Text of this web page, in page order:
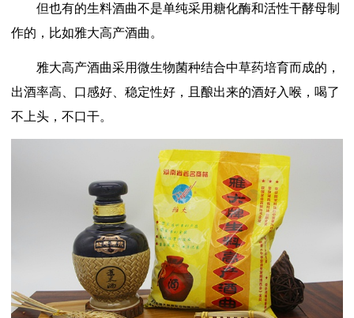
但也有的生料酒曲不是单纯采用糖化酶和活性干酵母制
作的，比如雅大高产酒曲。
雅大高产酒曲采用微生物菌种结合中草药培育而成的，
出酒率高、口感好、稳定性好，且酿出来的酒好入喉，喝了
不上头，不口干。